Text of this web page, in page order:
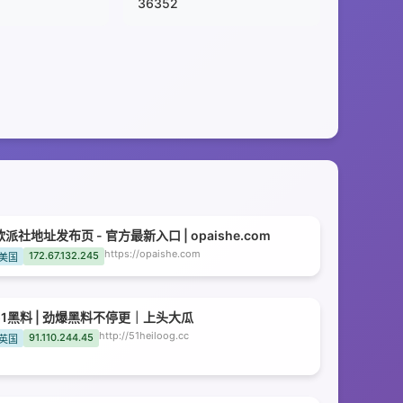
36352
派社地址发布页 - 官方最新入口 | opaishe.com
国 172.67.132.245 https://opaishe.com
黑料 | 劲爆黑料不停更｜上头大瓜
国 91.110.244.45 http://51heiloog.cc